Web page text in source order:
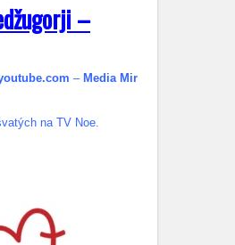
–
– Media Mir
na TV Noe.